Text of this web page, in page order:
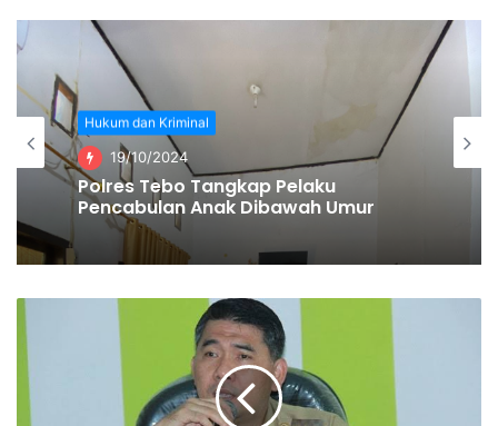
terpojok akhirnya ditangkap dan dipukulin massa,” tambah
Kokom.
Kapolsek Tamansari Ipda Kusnadi membenarkan kejadian
tersebut. Tempat perkara berada di Kampung Cimanglit,
RT 004/RW 001, Desa Sukamantri, Kecamatan Tamansari,
Kabupaten Bogor, Jawa Barat, pada Jumat 17 April 2020.
Namun, kata Ipda Kusnadi, korban pencurian yang bernama
Oma. Dia tidak tega menyaksikan bapak-bapak yang
kelaparan dan mencuri.
Kokom juga tidak tega memperkarakan Oma di kepolisian.
Hukum dan Kriminal
19/10/2024
Polres Tebo Tangkap Pelaku
Pencabulan Anak Dibawah Umur